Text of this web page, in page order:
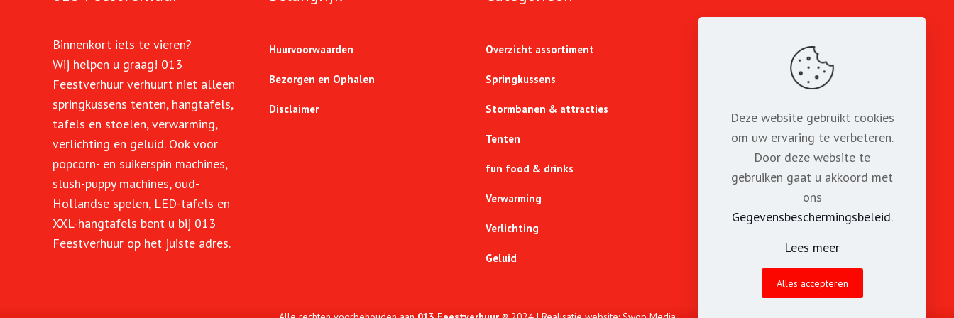
Binnenkort iets te vieren?
Wij helpen u graag! 013
Feestverhuur verhuurt niet alleen
springkussens tenten, hangtafels,
tafels en stoelen, verwarming,
verlichting en geluid. Ook voor
popcorn- en suikerspin machines,
slush-puppy machines, oud-
Hollandse spelen, LED-tafels en
XXL-hangtafels bent u bij 013
Feestverhuur op het juiste adres.
Huurvoorwaarden
Bezorgen en Ophalen
Disclaimer
Overzicht assortiment
Springkussens
Stormbanen & attracties
Tenten
fun food & drinks
Verwarming
Verlichting
Geluid
Diversen binnen
Geboorte baby
Abraham & Sara
Deze website gebruikt cookies
om uw ervaring te verbeteren.
Door deze website te
gebruiken gaat u akkoord met
ons
Gegevensbeschermingsbeleid.
Lees meer
Alles accepteren